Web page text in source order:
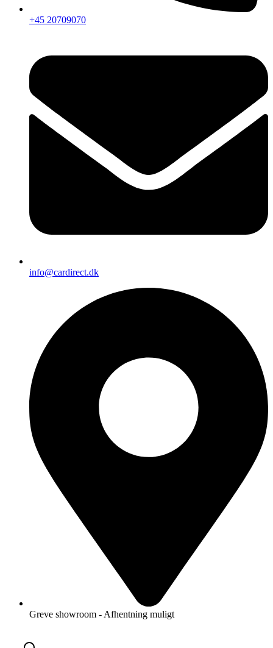
+45 20709070
info@cardirect.dk
Greve showroom - Afhentning muligt